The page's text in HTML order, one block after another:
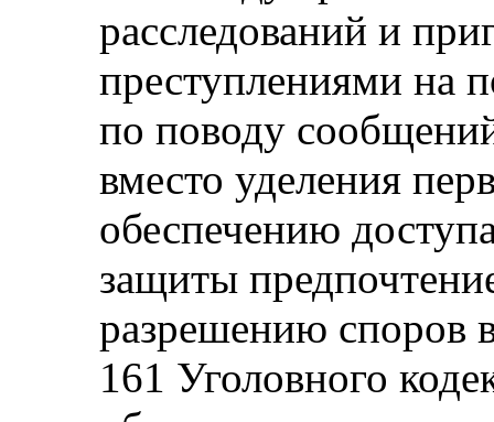
расследований и
преступлениями на
по поводу
вместо уделения
обеспечению
защиты
разрешению споров
161 Уголовного